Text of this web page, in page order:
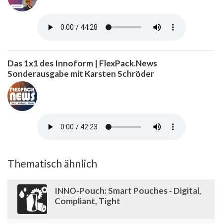
Das 1x1 des Innoform | FlexPack.News
Sonderausgabe mit Karsten Schröder
Thematisch ähnlich
INNO-Pouch: Smart Pouches - Digital,
Compliant, Tight